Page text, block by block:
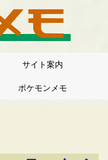
サイト案内
ポケモンメモ